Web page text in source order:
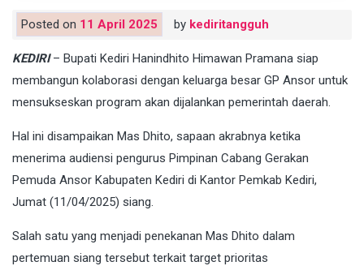
Posted on 11 April 2025 by kediritangguh
KEDIRI– Bupati Kediri Hanindhito Himawan Pramana siap
membangun kolaborasi dengan keluarga besar GP Ansor untuk
mensukseskan program akan dijalankan pemerintah daerah.
Hal ini disampaikan Mas Dhito, sapaan akrabnya ketika
menerima audiensi pengurus Pimpinan Cabang Gerakan
Pemuda Ansor Kabupaten Kediri di Kantor Pemkab Kediri,
Jumat (11/04/2025) siang.
Salah satu yang menjadi penekanan Mas Dhito dalam
pertemuan siang tersebut terkait target prioritas